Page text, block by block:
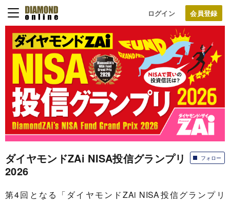
ログイン
フォロー
ダイヤモンドZAi NISA投信グランプリ
2026
第4回となる「ダイヤモンドZAi NISA投信グランプリ